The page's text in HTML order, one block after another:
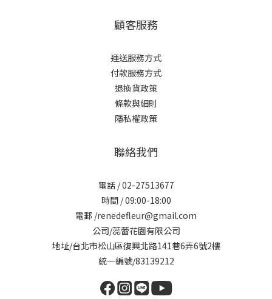
顧客服務
運送服務方式
付款服務方式
退換貨政策
條款與細則
隱私權政策
聯絡我們
電話 / 02-27513677
時間 / 09:00-18:00
電郵 /renedefleur@gmail.com
公司/蕊蕾花園有限公司
地址/台北市松山區復興北路141巷6弄6號2樓
統一編號/83139212